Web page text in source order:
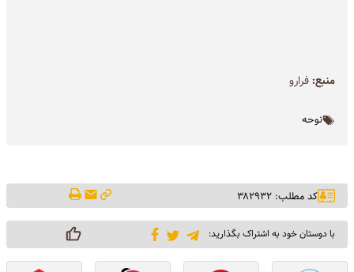
منبع:فرارو
نوحه
کد مطلب: ۳۸۲۹۳۲
با دوستان خود به اشتراک بگذارید: